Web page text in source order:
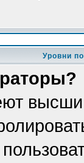
Уровни